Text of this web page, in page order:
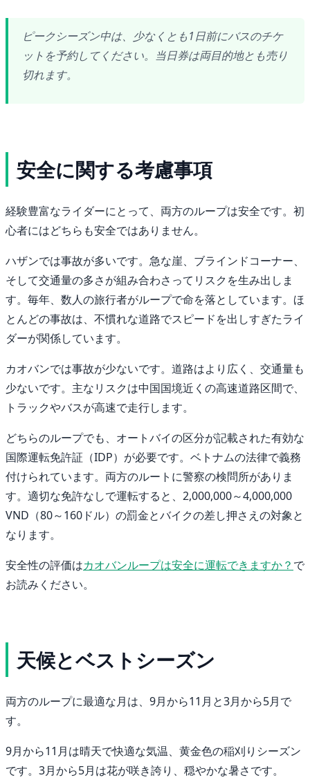
ピークシーズン中は、少なくとも1日前にバスのチケ
ットを予約してください。当日券は両目的地とも売り
切れます。
安全に関する考慮事項
経験豊富なライダーにとって、両方のループは安全です。初
心者にはどちらも安全ではありません。
ハザンでは事故が多いです。急な崖、ブラインドコーナー、
そして交通量の多さが組み合わさってリスクを生み出しま
す。毎年、数人の旅行者がループで命を落としています。ほ
とんどの事故は、不慣れな道路でスピードを出しすぎたライ
ダーが関係しています。
カオバンでは事故が少ないです。道路はより広く、交通量も
少ないです。主なリスクは中国国境近くの高速道路区間で、
トラックやバスが高速で走行します。
どちらのループでも、オートバイの区分が記載された有効な
国際運転免許証（IDP）が必要です。ベトナムの法律で義務
付けられています。両方のルートに警察の検問所がありま
す。適切な免許なしで運転すると、2,000,000～4,000,000
VND（80～160ドル）の罰金とバイクの差し押さえの対象と
なります。
安全性の評価はカオバンループは安全に運転できますか？ で
お読みください。
天候とベストシーズン
両方のループに最適な月は、9月から11月と3月から5月で
す。
9月から11月は晴天で快適な気温、黄金色の稲刈りシーズン
です。3月から5月は花が咲き誇り、穏やかな暑さです。